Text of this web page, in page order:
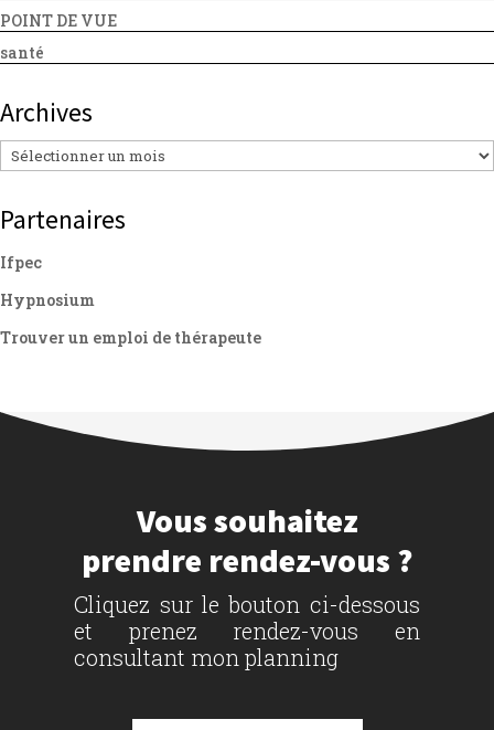
POINT DE VUE
santé
Archives
Archives
Partenaires
Ifpec
Hypnosium
Trouver un emploi de thérapeute
Vous souhaitez
prendre rendez-vous ?
Cliquez sur le bouton ci-dessous
et prenez rendez-vous en
consultant mon planning